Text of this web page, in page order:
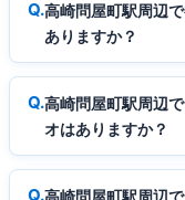
高崎問屋町駅周辺
ありますか？
高崎問屋町駅周辺
オはありますか？